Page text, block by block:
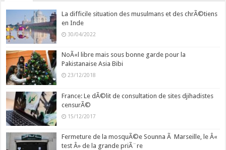
La difficile situation des musulmans et des chrÃ©tiens
en Inde
30/04/2022
NoÃ«l libre mais sous bonne garde pour la
Pakistanaise Asia Bibi
23/12/2018
France: Le dÃ©lit de consultation de sites djihadistes
censurÃ©
15/12/2017
Fermeture de la mosquÃ©e Sounna Ã Marseille, le Â«
test Â» de la grande priÃ¨re